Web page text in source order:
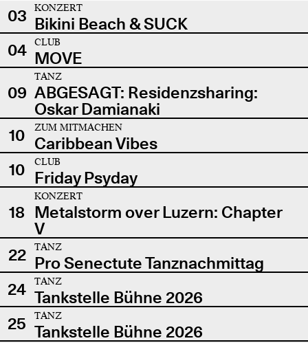
03
KONZERT
Bikini Beach & SUCK
04
CLUB
MOVE
09
TANZ
ABGESAGT: Residenzsharing:
Oskar Damianaki
10
ZUM MITMACHEN
Caribbean Vibes
10
CLUB
Friday Psyday
18
KONZERT
Metalstorm over Luzern: Chapter
V
22
TANZ
Pro Senectute Tanznachmittag
24
TANZ
Tankstelle Bühne 2026
25
TANZ
Tankstelle Bühne 2026